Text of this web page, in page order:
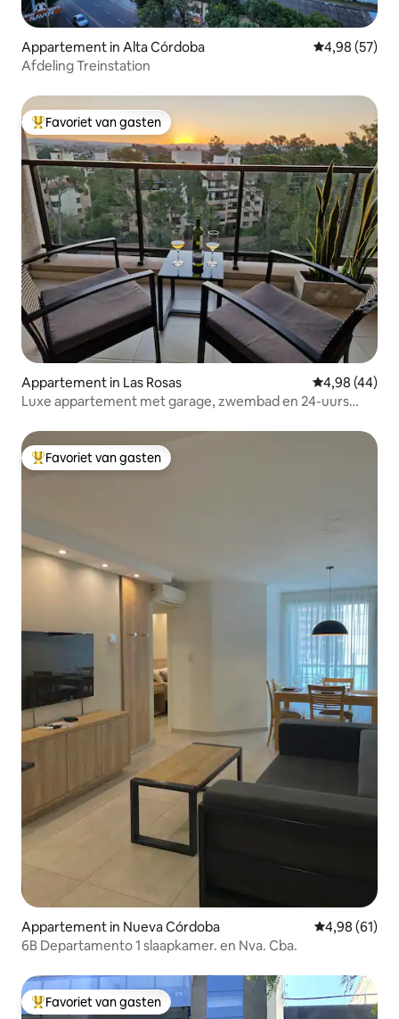
Appartement in Alta Córdoba Gemiddelde
4,98 (57)
Afdeling Treinstation
Topfavoriet van gasten
Favoriet van gasten
Appartement in Las Rosas Gemiddelde
4,98 (44)
Luxe appartement met garage, zwembad en 24-uurs
Topfavoriet van gasten
Favoriet van gasten
Appartement in Nueva Córdoba Gemiddelde
4,98 (61)
6B Departamento 1 slaapkamer. en Nva. Cba.
Topfavoriet van gasten
Favoriet van gasten